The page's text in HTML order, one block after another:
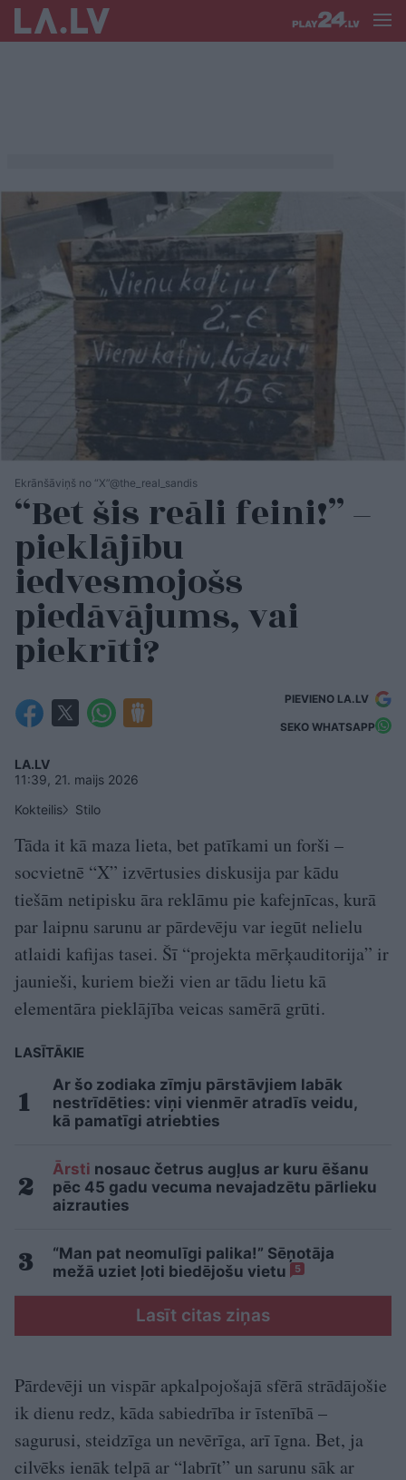
Ekrānšāviņš no “X”@the_real_sandis
“Bet šis reāli feini!” –
pieklājību
iedvesmojošs
piedāvājums, vai
piekrīti?
PIEVIENO LA.LV
SEKO WHATSAPP
LA.LV
11:39, 21. maijs 2026
Kokteilis
Stilo
Tāda it kā maza lieta, bet patīkami un forši –
socvietnē “X” izvērtusies diskusija par kādu
tiešām netipisku āra reklāmu pie kafejnīcas, kurā
par laipnu sarunu ar pārdevēju var iegūt nelielu
atlaidi kafijas tasei. Šī “projekta mērķauditorija” ir
jaunieši, kuriem bieži vien ar tādu lietu kā
elementāra pieklājība veicas samērā grūti.
LASĪTĀKIE
Ar šo zodiaka zīmju pārstāvjiem labāk
nestrīdēties: viņi vienmēr atradīs veidu,
kā pamatīgi atriebties
Ārsti nosauc četrus augļus ar kuru ēšanu
pēc 45 gadu vecuma nevajadzētu pārlieku
aizrauties
“Man pat neomulīgi palika!” Sēņotāja
mežā uziet ļoti biedējošu vietu
5
Lasīt citas ziņas
Pārdevēji un vispār apkalpojošajā sfērā strādājošie
ik dienu redz, kāda sabiedrība ir īstenībā –
sagurusi, steidzīga un nevērīga, arī īgna. Bet, ja
cilvēks ienāk telpā ar “labrīt” un sarunu sāk ar